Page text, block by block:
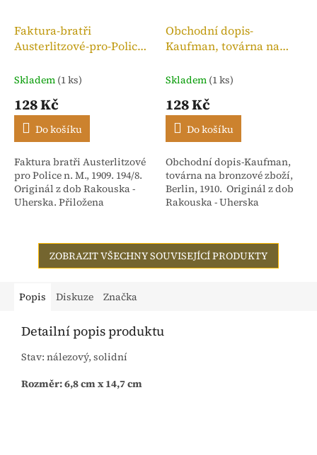
Faktura-bratři
Austerlitzové-pro-Police
Skladem (1 ks)
128 Kč
Do košíku
Faktura bratři Austerlitzové
pro Police n. M., 1909. 194/8.
Originál z dob Rakouska -
Uherska. Přiložena
dříve Isac...
Obchodní dopis-
Kaufman, továrna na
Skladem (1 ks)
128 Kč
Do košíku
Obchodní dopis-Kaufman,
továrna na bronzové zboží,
Berlin, 1910. Originál z dob
Rakouska - Uherska
ZOBRAZIT VŠECHNY SOUVISEJÍCÍ PRODUKTY
Popis Diskuze Značka
Detailní popis produktu
Stav: nálezový, solidní
Rozměr: 6,8 cm x 14,7 cm